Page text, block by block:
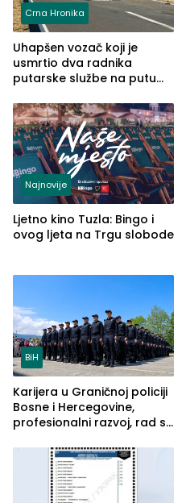
Crna Hronika
Uhapšen vozač koji je
usmrtio dva radnika
putarske službe na putu
(FOTO)
Najnovije
Ljetno kino Tuzla: Bingo i
ovog ljeta na Trgu slobode
BiH
Karijera u Graničnoj policiji
Bosne i Hercegovine,
profesionalni razvoj, rad sa
služba građanima